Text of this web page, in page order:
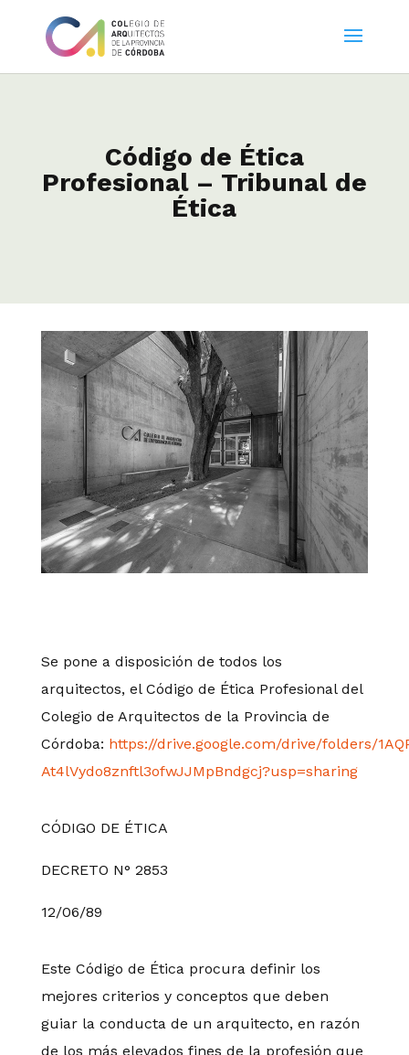
Código de Ética
Profesional – Tribunal de
Ética
Se pone a disposición de todos los
arquitectos, el Código de Ética Profesional del
Colegio de Arquitectos de la Provincia de
Córdoba: https://drive.google.com/drive/folders/
At4lVydo8znftl3ofwJJMpBndgcj?usp=sharing
CÓDIGO DE ÉTICA
DECRETO N° 2853
12/06/89
Este Código de Ética procura definir los
mejores criterios y conceptos que deben
guiar la conducta de un arquitecto, en razón
de los más elevados fines de la profesión que